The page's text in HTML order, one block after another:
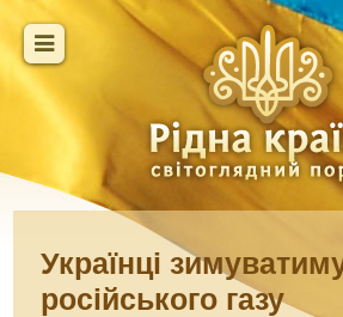
Українці
російського газу